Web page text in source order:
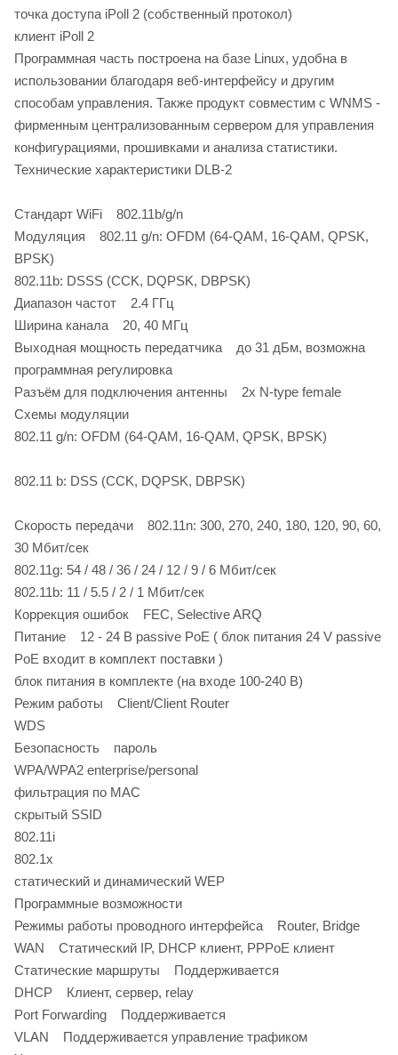
точка доступа iPoll 2 (собственный протокол)
клиент iPoll 2
Программная часть построена на базе Linux, удобна в
использовании благодаря веб-интерфейсу и другим
способам управления. Также продукт совместим с WNMS -
фирменным централизованным сервером для управления
конфигурациями, прошивками и анализа статистики.
Технические характеристики DLB-2
Стандарт WiFi 802.11b/g/n
Модуляция 802.11 g/n: OFDM (64-QAM, 16-QAM, QPSK,
BPSK)
802.11b: DSSS (CCK, DQPSK, DBPSK)
Диапазон частот 2.4 ГГц
Ширина канала 20, 40 МГц
Выходная мощность передатчика до 31 дБм, возможна
программная регулировка
Разъём для подключения антенны 2x N-type female
Схемы модуляции
802.11 g/n: OFDM (64-QAM, 16-QAM, QPSK, BPSK)
802.11 b: DSS (CCK, DQPSK, DBPSK)
Скорость передачи 802.11n: 300, 270, 240, 180, 120, 90, 60,
30 Мбит/сек
802.11g: 54 / 48 / 36 / 24 / 12 / 9 / 6 Мбит/сек
802.11b: 11 / 5.5 / 2 / 1 Мбит/сек
Коррекция ошибок FEC, Selective ARQ
Питание 12 - 24 В passive PoE ( блок питания 24 V passive
PoE входит в комплект поставки )
блок питания в комплекте (на входе 100-240 В)
Режим работы Client/Client Router
WDS
Безопасность пароль
WPA/WPA2 enterprise/personal
фильтрация по MAC
скрытый SSID
802.11i
802.1x
статический и динамический WEP
Программные возможности
Режимы работы проводного интерфейса Router, Bridge
WAN Статический IP, DHCP клиент, PPPoE клиент
Статические маршруты Поддерживается
DHCP Клиент, сервер, relay
Port Forwarding Поддерживается
VLAN Поддерживается управление трафиком